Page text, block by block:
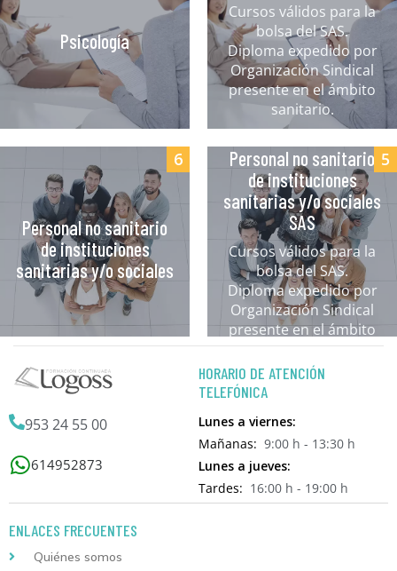
Psicología
Cursos válidos para la
bolsa del SAS.
Diploma expedido por
Organización Sindical
presente en el ámbito
sanitario.
6
Personal no sanitario
de instituciones
sanitarias y/o sociales
5
Personal no sanitario
de instituciones
sanitarias y/o sociales
SAS
Cursos válidos para la
bolsa del SAS.
Diploma expedido por
Organización Sindical
presente en el ámbito
sanitario.
953 24 55 00
614952873
HORARIO DE ATENCIÓN
TELEFÓNICA
Lunes a viernes:
Mañanas: 9:00 h - 13:30 h
Lunes a jueves:
Tardes: 16:00 h - 19:00 h
ENLACES FRECUENTES
Quiénes somos